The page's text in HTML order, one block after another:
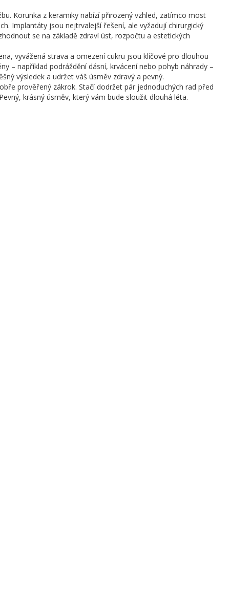
Korunka z keramiky nabízí přirozený vzhled, zatímco most
Implantáty jsou nejtrvalejší řešení, ale vyžadují chirurgický
se na základě zdraví úst, rozpočtu a estetických
vyvážená strava a omezení cukru jsou klíčové pro dlouhou
– například podráždění dásní, krvácení nebo pohyb náhrady –
výsledek a udržet váš úsměv zdravý a pevný.
prověřený zákrok. Stačí dodržet pár jednoduchých rad před
krásný úsměv, který vám bude sloužit dlouhá léta.